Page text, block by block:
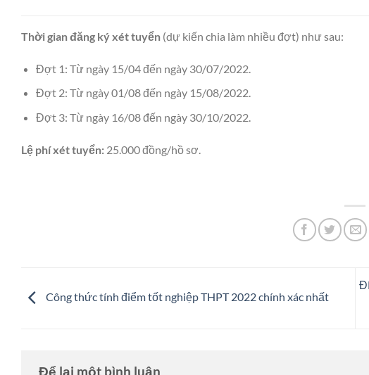
Thời gian đăng ký xét tuyển (dự kiến chia làm nhiều đợt) như sau:
Đợt 1: Từ ngày 15/04 đến ngày 30/07/2022.
Đợt 2: Từ ngày 01/08 đến ngày 15/08/2022.
Đợt 3: Từ ngày 16/08 đến ngày 30/10/2022.
Lệ phí xét tuyển: 25.000 đồng/hồ sơ.
Công thức tính điểm tốt nghiệp THPT 2022 chính xác nhất
Để lại một bình luận